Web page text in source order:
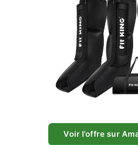
Voir l’offre sur